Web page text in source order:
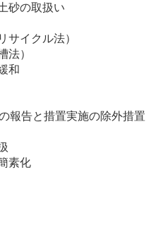
砂の取扱い
サイクル法）
法）
和
報告と措置実施の除外措置
素化